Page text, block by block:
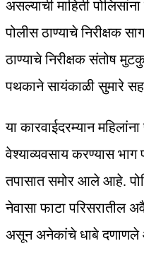
असल्याची माहिती
पोलीस ठाण्याचे निरीक्षक
ठाण्याचे निरीक्षक संतोष
पथकाने सायंकाळी सुमारे
या कारवाईदरम्यान
वेश्याव्यवसाय करण्यास
तपासात समोर आले आहे.
नेवासा फाटा
असून अनेकांचे धाबे दणाणले